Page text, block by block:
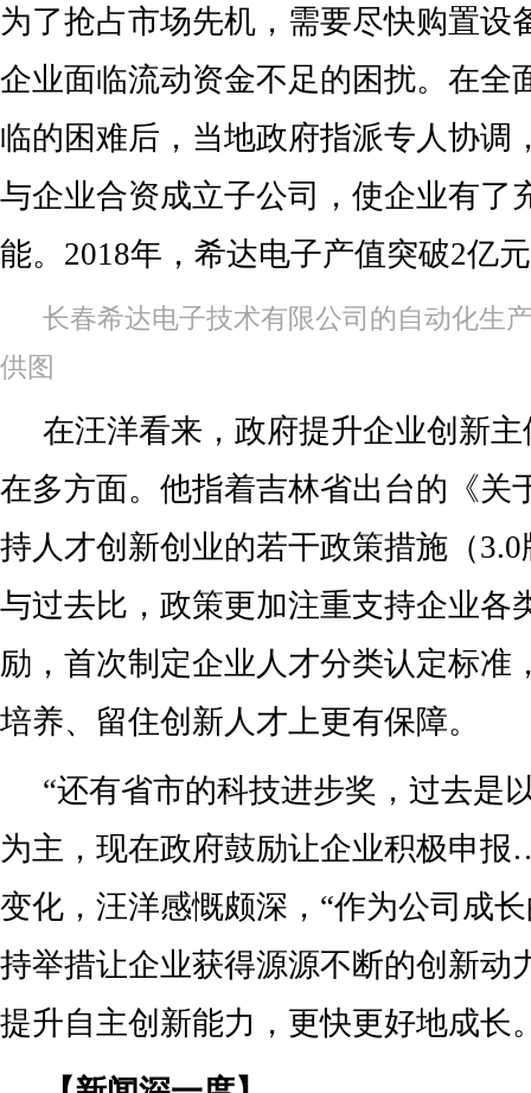
为了抢占市场先机，需要尽快购置设
企业面临流动资金不足的困扰。在全
临的困难后，当地政府指派专人协调
与企业合资成立子公司，使企业有了
能。2018年，希达电子产值突破2亿
长春希达电子技术有限公司的自动化生
供图
在汪洋看来，政府提升企业创新
在多方面。他指着吉林省出台的《关
持人才创新创业的若干政策措施（
与过去比，政策更加注重支持企业各
励，首次制定企业人才分类认定标准
培养、留住创新人才上更有保障。
“还有省市的科技进步奖，过去是
为主，现在政府鼓励让企业积极申
变化，汪洋感慨颇深，“作为公司成
持举措让企业获得源源不断的创新动
提升自主创新能力，更快更好地成长